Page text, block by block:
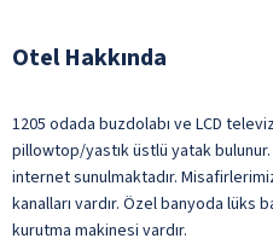
Otel Hakkında
1205 odada buzdolabı ve LCD
pillowtop/yastık üstlü yatak
internet sunulmaktadır.
kanalları vardır. Özel banyoda
kurutma makinesi vardır.